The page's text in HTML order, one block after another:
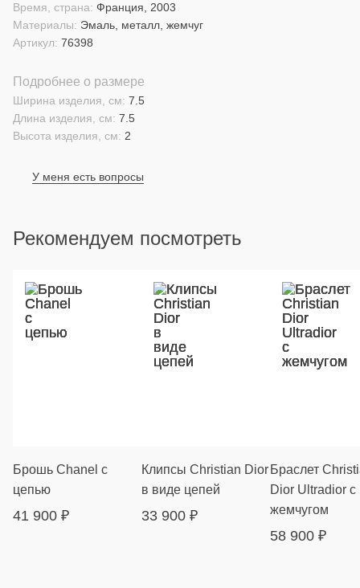
Материалы: Эмаль, металл, жемчуг
Время, страна: Франция, 2003
Артикул: 76398
Подробнее о размере
Высота изделия, см: 2
Длина изделия, см: 7.5
Ширина изделия, см: 7.5
У меня есть вопросы
Рекомендуем посмотреть
Брошь Chanel с
цепью
41 900 ₽
Клипсы Christian Dior
в виде цепей
33 900 ₽
Браслет
Dior Ultradior с
жемчугом
58 900 ₽